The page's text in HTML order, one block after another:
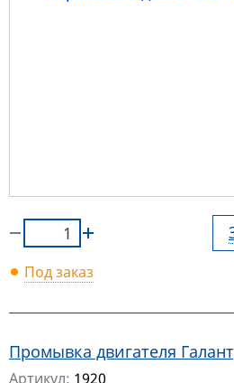
Под заказ
Промывка двигателя
Артикул: 1920